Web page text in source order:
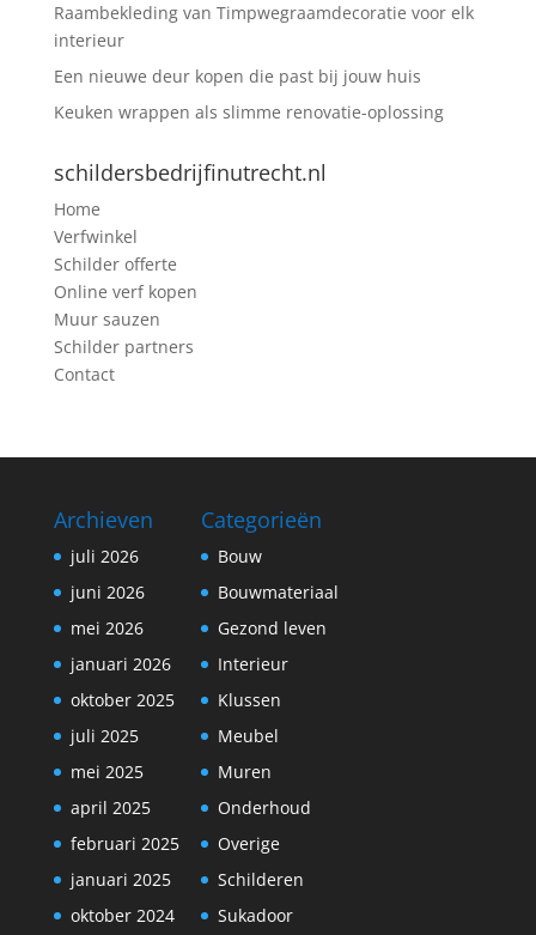
Raambekleding van Timpwegraamdecoratie voor elk
interieur
Een nieuwe deur kopen die past bij jouw huis
Keuken wrappen als slimme renovatie-oplossing
schildersbedrijfinutrecht.nl
Home
Verfwinkel
Schilder offerte
Online verf kopen
Muur sauzen
Schilder partners
Contact
Archieven
juli 2026
juni 2026
mei 2026
januari 2026
oktober 2025
juli 2025
mei 2025
april 2025
februari 2025
januari 2025
oktober 2024
Categorieën
Bouw
Bouwmateriaal
Gezond leven
Interieur
Klussen
Meubel
Muren
Onderhoud
Overige
Schilderen
Sukadoor